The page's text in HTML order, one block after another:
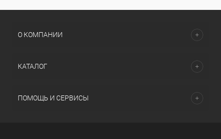
О КОМПАНИИ
КАТАЛОГ
ПОМОЩЬ И СЕРВИСЫ